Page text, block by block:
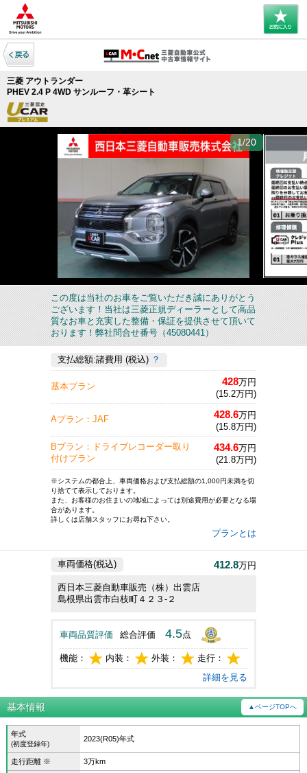
三菱 アウトランダー
PHEV 2.4 P 4WD サンルーフ・革シート
1/20
この度は当社のお車をご覧いただき誠にありがとう
ございます！当社は三菱正規ディーラーとして高品
質なお車と充実した整備・保証を提供させて頂いて
おります！弊社問合せ番号（45080441）
支払総額:諸費用 (税込) ？
基本プラン 428万円
(15.2万円)
Aプラン：JAF 428.6万円
(15.8万円)
Bプラン：ドライブレコーダー取り
付けプラン
434.6万円
(21.8万円)
※システムの都合上、車両価格および支払総額の1,000円未満を切
り捨てて表示しております。
また、お客様のお住まいの地域によっては別途費用が必要となる場
合があります。
詳しくは店舗スタッフにお尋ね下さい。
プランとは
車両価格(税込) 412.8万円
西日本三菱自動車販売（株）出雲店
島根県出雲市白枝町４２３‐２
車両品質評価 総合評価 4.5点
機能： 内装： 外装：
走行：
詳細を見る
基本情報 ▲ページTOPへ
年式
(初度登録年)
2023(R05)年式
走行距離 ※ 3万km